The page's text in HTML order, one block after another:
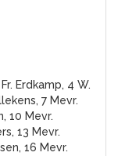
Erdkamp, 4 W.
7 Mevr.
10 Mevr.
13 Mevr.
16 Mevr.